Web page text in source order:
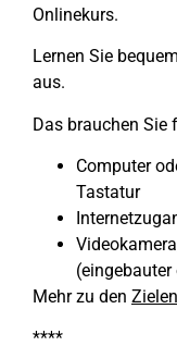
Onlinekurs.
Lernen Sie
aus.
Das brauchen Sie
Computer
Tastatur
Mehr zu den
****